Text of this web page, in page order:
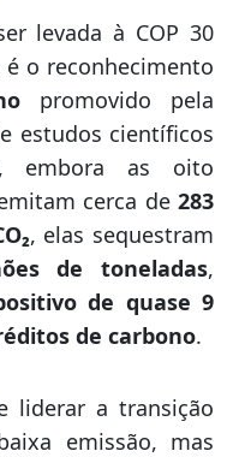
levada à COP 30
o reconhecimento
promovido pela
estudos científicos
embora as oito
cerca de 283
, elas sequestram
de toneladas,
de quase 9
de carbono.
liderar a transição
emissão, mas